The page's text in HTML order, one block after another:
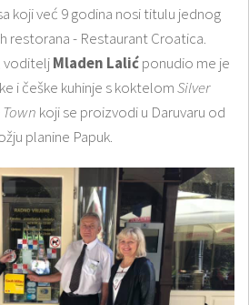
koji već 9 godina nosi titulu jednog
restorana - Restaurant Croatica.
voditeljMladen Lalićponudio me je
i češke kuhinje s koktelomSilver
koji se proizvodi u Daruvaru od
planine Papuk.